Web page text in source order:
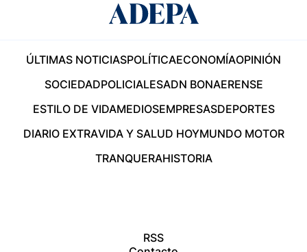
ÚLTIMAS NOTICIASPOLÍTICAECONOMÍAOPINIÓN
SOCIEDADPOLICIALESADN BONAERENSE
ESTILO DE VIDAMEDIOSEMPRESASDEPORTES
DIARIO EXTRAVIDA Y SALUD HOYMUNDO MOTOR
TRANQUERAHISTORIA
RSS